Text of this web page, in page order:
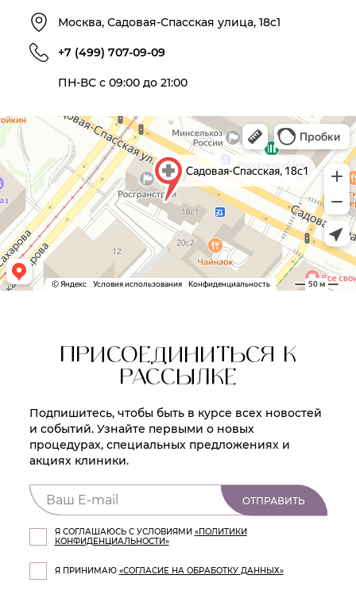
Москва, Садовая-Спасская улица, 18с1
+7 (499) 707-09-09
ПН-ВС с 09:00 до 21:00
ПРИСОЕДИНИТЬСЯ К
РАССЫЛКЕ
Подпишитесь, чтобы быть в курсе всех новостей
и событий. Узнайте первыми о новых
процедурах, специальных предложениях и
акциях клиники.
ОТПРАВИТЬ
Я СОГЛАШАЮСЬ С УСЛОВИЯМИ «ПОЛИТИКИ
КОНФИДЕНЦИАЛЬНОСТИ»
Я ПРИНИМАЮ «СОГЛАСИЕ НА ОБРАБОТКУ ДАННЫХ»